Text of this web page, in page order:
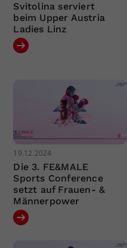
Svitolina serviert
beim Upper Austria
Ladies Linz
19.12.2024
Die 3. FE&MALE
Sports Conference
setzt auf Frauen- &
Männerpower